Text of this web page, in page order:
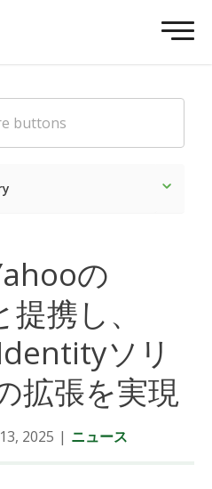
の
携し、
ソリ
拡張を実現
2025 | ニュース